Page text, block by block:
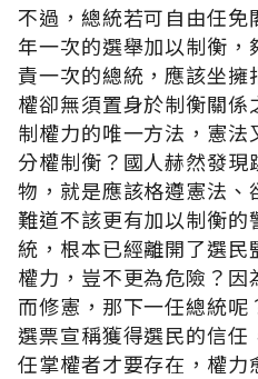
不過，總統若可自由任
年一次的選舉加以制衡，
責一次的總統，應該坐
權卻無須置身於制衡關
制權力的唯一方法，憲法
分權制衡？國人赫然發現
物，就是應該格遵憲法、
難道不該更有加以制衡
統，根本已經離開了選
權力，豈不更為危險？
而修憲，那下一任總統
選票宣稱獲得選民的信
任掌權者才要存在，權力